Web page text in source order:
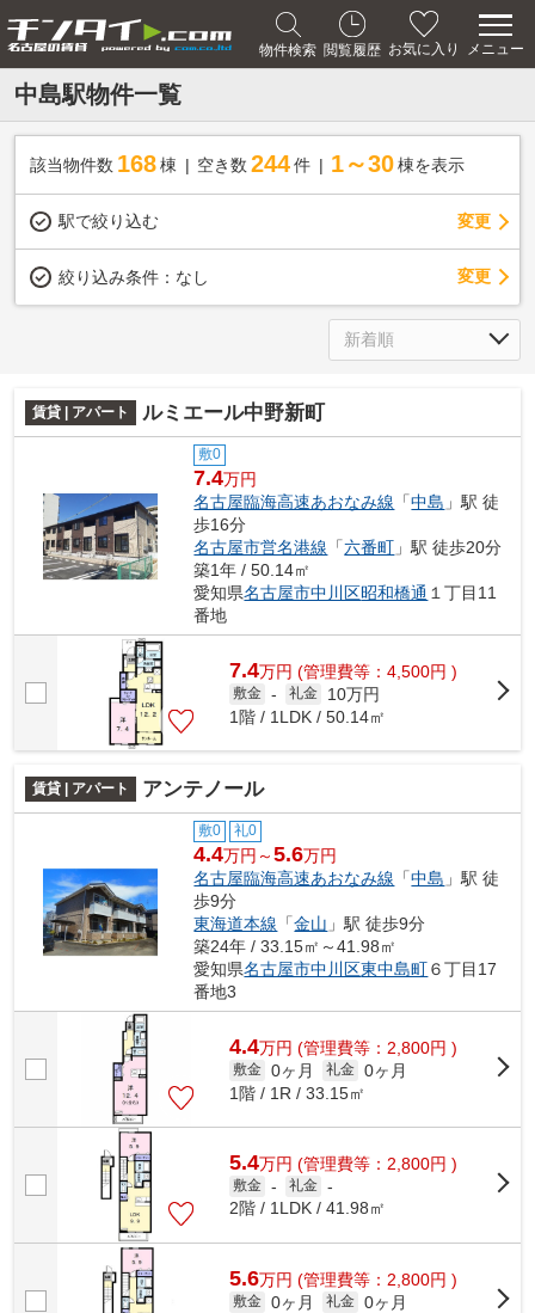
物件検索 閲覧履歴 お気に入り メニュー
中島駅物件一覧
該当物件数 168棟 空き数 244 件 1～30 棟を表示
駅で絞り込む 変更
絞り込み条件： なし 変更
賃貸 | アパート ルミエール中野新町
敷0
7.4万円
名古屋臨海高速あおなみ線 「中島 」駅 徒
歩16分
名古屋市営名港線 「六番町 」駅 徒歩20分
築1年 / 50.14㎡
愛知県名古屋市中川区昭和橋通 １丁目11
番地
7.4万円 (管理費等：4,500円 )
敷金 - 礼金
10万円
1階 / 1LDK / 50.14㎡
賃貸 | アパート アンテノール
敷0 礼0
4.4万円～5.6万円
名古屋臨海高速あおなみ線 「中島 」駅 徒
歩9分
東海道本線 「金山 」駅 徒歩9分
築24年 / 33.15㎡～41.98㎡
愛知県名古屋市中川区東中島町６丁目17
番地3
4.4万円 (管理費等：2,800円 )
敷金 0ヶ月 礼金 0ヶ月
1階 / 1R / 33.15㎡
5.4万円 (管理費等：2,800円 )
敷金 - 礼金 -
2階 / 1LDK / 41.98㎡
5.6万円 (管理費等：2,800円 )
敷金 0ヶ月 礼金 0ヶ月